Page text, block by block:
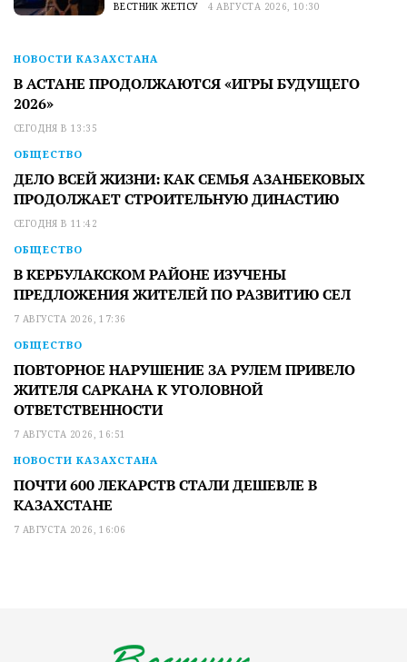
ВЕСТНИК ЖЕТІСУ 4 АВГУСТА 2026, 10:30
НОВОСТИ КАЗАХСТАНА
В АСТАНЕ ПРОДОЛЖАЮТСЯ «ИГРЫ БУДУЩЕГО
2026»
СЕГОДНЯ В 13:35
ОБЩЕСТВО
ДЕЛО ВСЕЙ ЖИЗНИ: КАК СЕМЬЯ АЗАНБЕКОВЫХ
ПРОДОЛЖАЕТ СТРОИТЕЛЬНУЮ ДИНАСТИЮ
СЕГОДНЯ В 11:42
ОБЩЕСТВО
В КЕРБУЛАКСКОМ РАЙОНЕ ИЗУЧЕНЫ
ПРЕДЛОЖЕНИЯ ЖИТЕЛЕЙ ПО РАЗВИТИЮ СЕЛ
7 АВГУСТА 2026, 17:36
ОБЩЕСТВО
ПОВТОРНОЕ НАРУШЕНИЕ ЗА РУЛЕМ ПРИВЕЛО
ЖИТЕЛЯ САРКАНА К УГОЛОВНОЙ
ОТВЕТСТВЕННОСТИ
7 АВГУСТА 2026, 16:51
НОВОСТИ КАЗАХСТАНА
ПОЧТИ 600 ЛЕКАРСТВ СТАЛИ ДЕШЕВЛЕ В
КАЗАХСТАНЕ
7 АВГУСТА 2026, 16:06